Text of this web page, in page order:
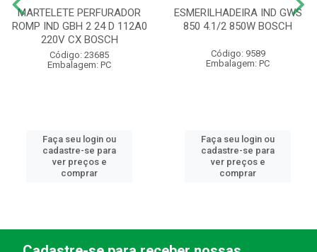
MARTELETE PERFURADOR
ROMP IND GBH 2 24 D 112A0
220V CX BOSCH
Código: 23685
Embalagem: PC
Faça seu login ou
cadastre-se para
ver preços e
comprar
ESMERILHADEIRA IND GWS
850 4.1/2 850W BOSCH
Código: 9589
Embalagem: PC
Faça seu login ou
cadastre-se para
ver preços e
comprar